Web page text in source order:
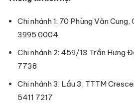
Chi nhánh 1: 70 Phùng Văn
3995 0004
Chi nhánh 2: 459/13 Trần Hưng
7738
Chi nhánh 3: Lầu 3, TTTM
5411 7217